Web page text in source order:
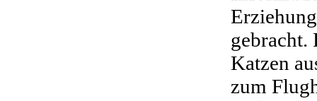
gebracht.
Katzen
zum